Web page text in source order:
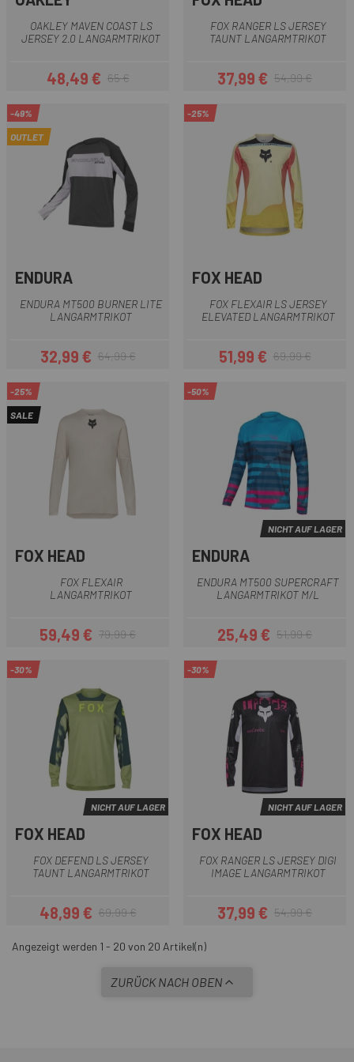
OAKLEY MAVEN COAST LS
JERSEY 2.0 LANGARMTRIKOT
Preis
48,49 €Regulärer Preis
65 €
FOX RANGER LS JERSEY
TAUNT LANGARMTRIKOT
Preis
37,99 €Regulärer Preis
54,99 €
-49%
OUTLET
ENDURA
ENDURA MT500 BURNER LITE
LANGARMTRIKOT
Preis
32,99 €Regulärer Preis
64,99 €
-25%
FOX HEAD
FOX FLEXAIR LS JERSEY
ELEVATED LANGARMTRIKOT
Preis
51,99 €Regulärer Preis
69,99 €
-25%
SALE
FOX HEAD
FOX FLEXAIR
LANGARMTRIKOT
Preis
59,49 €Regulärer Preis
79,99 €
-50%
NICHT AUF LAGER
ENDURA
ENDURA MT500 SUPERCRAFT
LANGARMTRIKOT M/L
Preis
25,49 €Regulärer Preis
51,99 €
-30%
NICHT AUF LAGER
FOX HEAD
FOX DEFEND LS JERSEY
TAUNT LANGARMTRIKOT
Preis
48,99 €Regulärer Preis
69,99 €
-30%
NICHT AUF LAGER
FOX HEAD
FOX RANGER LS JERSEY DIGI
IMAGE LANGARMTRIKOT
Preis
37,99 €Regulärer Preis
54,99 €
Angezeigt werden 1 - 20 von 20 Artikel(n)
ZURÜCK NACH OBEN